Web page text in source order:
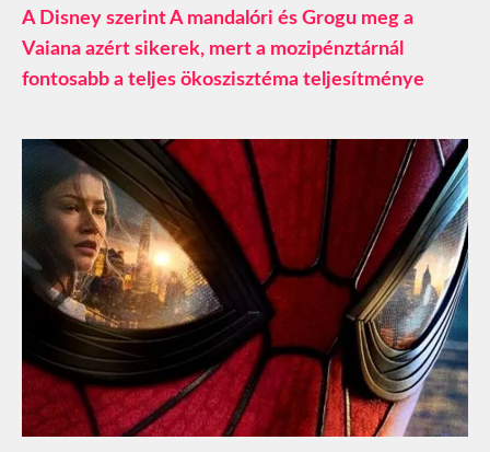
A Disney szerint A mandalóri és Grogu meg a
Vaiana azért sikerek, mert a mozipénztárnál
fontosabb a teljes ökoszisztéma teljesítménye